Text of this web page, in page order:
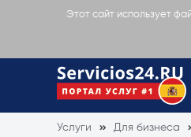
Этот сайт использует
Услуги Для бизнеса